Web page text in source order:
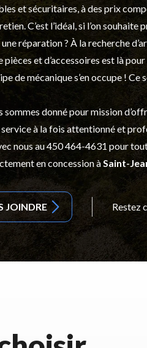
et sécuritaires, à des prix
. C’est l’idéal, si l’on
réparation ? À la recherche
pièces et d’accessoires est là pour
de mécanique s’en occupe !
donné pour mission
à la fois attentionné et
nous au450 464-4631 pour
en concession àSaint-
JOINDRE Restez